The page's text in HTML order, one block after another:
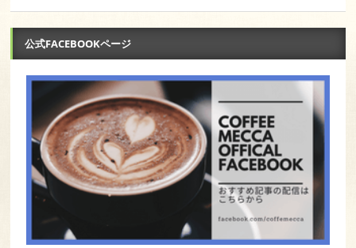
公式FACEBOOKページ